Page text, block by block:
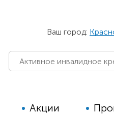
Ваш город:
Акции